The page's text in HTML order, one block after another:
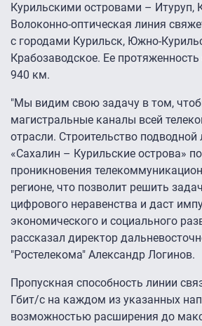
Курильскими островами – Итуруп,
Волоконно-оптическая линия
с городами Курильск, Южно-
Крабозаводское. Ее
940 км.
"Мы видим свою задачу в том,
магистральные каналы всей
отрасли. Строительство подводной
«Сахалин – Курильские острова»
проникновения
регионе, что позволит решить
цифрового неравенства и даст
экономического и социального
рассказал директор
"Ростелекома" Александр Логинов.
Пропускная способность линии
Гбит/с на каждом из указанных
возможностью расширения до